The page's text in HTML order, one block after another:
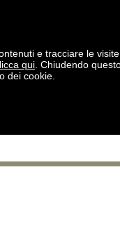
e tracciare le
qui . Chiudendo
dei cookie.